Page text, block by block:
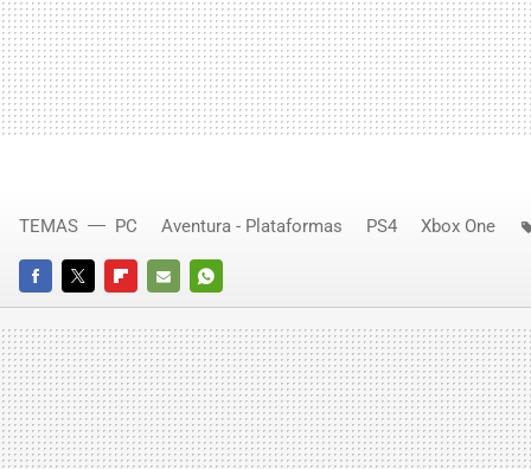
FACEBOOKTWITTERFLIPBOARD
E-
MAIL
WHATSAPP
TEMAS PC Aventura - Plataformas PS4 Xbox One